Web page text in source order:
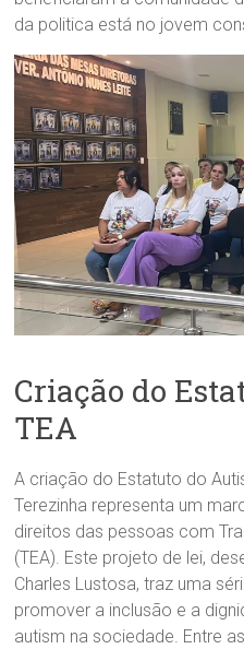
da politica está no jovem
Criação do
TEA
A criação do Estatuto do
Terezinha representa um
direitos das pessoas com
(TEA). Este projeto de lei,
Charles Lustosa, traz uma
promover a inclusão e a
autism na sociedade. Entre